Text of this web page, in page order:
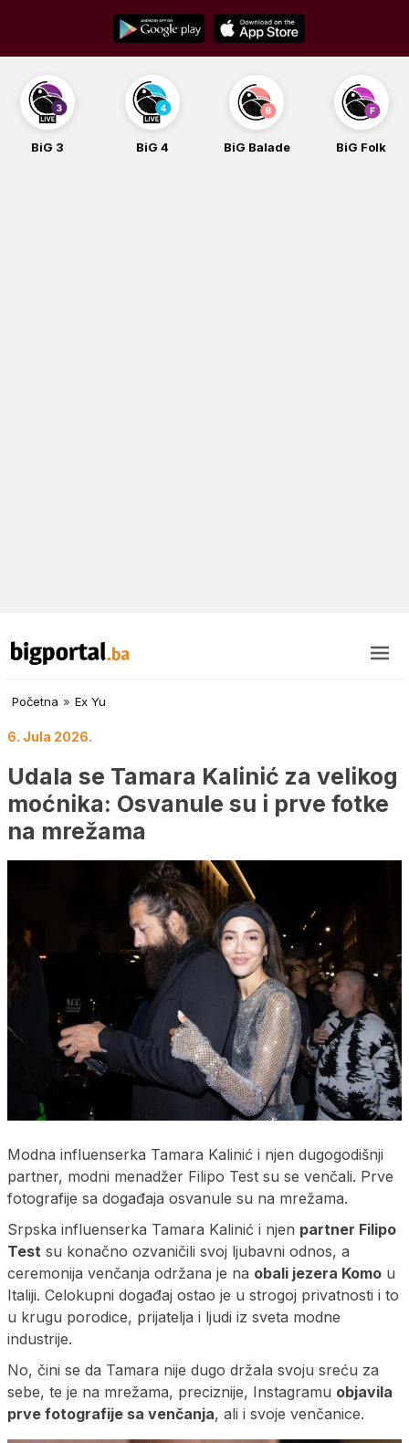
content
BiG 3 BiG 4 BiG Balade BiG Folk
Početna » Ex Yu
6. Jula 2026.
Udala se Tamara Kalinić za velikog
moćnika: Osvanule su i prve fotke
na mrežama
Modna influenserka Tamara Kalinić i njen dugogodišnji
partner, modni menadžer Filipo Test su se venčali. Prve
fotografije sa događaja osvanule su na mrežama.
Srpska influenserka Tamara Kalinić i njen partner Filipo
Test su konačno ozvaničili svoj ljubavni odnos, a
ceremonija venčanja održana je na obali jezera Komo u
Italiji. Celokupni događaj ostao je u strogoj privatnosti i to
u krugu porodice, prijatelja i ljudi iz sveta modne
industrije.
No, čini se da Tamara nije dugo držala svoju sreću za
sebe, te je na mrežama, preciznije, Instagramu objavila
prve fotografije sa venčanja, ali i svoje venčanice.